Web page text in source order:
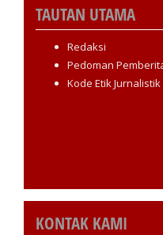
TAUTAN UTAMA
Redaksi
Pedoman
Kode Etik Jurnalistik
KONTAK KAMI